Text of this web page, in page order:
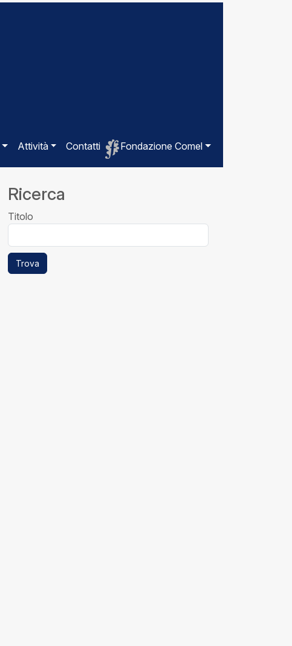
Attività Contatti Fondazione Comel
Ricerca
Titolo
Trova